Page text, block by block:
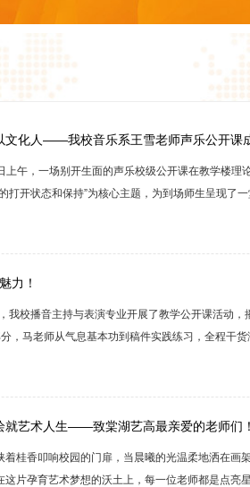
文化人——我校音乐系王雪老师声乐公开课
上午，一场别开生面的声乐校级公开课在教学楼理
打开状态和保持”为核心主题，为到场师生呈现了
力！
校播音主持与表演专业开展了教学公开课活动
，马老师从气息基本功到稿件实践练习，全程干
就艺术人生——致棠湖艺高最亲爱的老师们！
着桂香叩响校园的门扉，当晨曦的光温柔地洒在画
片孕育艺术梦想的沃土上，每一位老师都是点亮